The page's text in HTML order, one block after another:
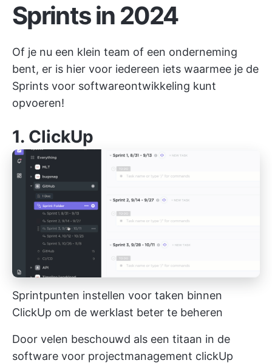
Sprints in 2024
Of je nu een klein team of een onderneming
bent, er is hier voor iedereen iets waarmee je de
Sprints voor softwareontwikkeling kunt
opvoeren!
1. ClickUp
Sprintpunten instellen voor taken binnen
ClickUp om de werklast beter te beheren
Door velen beschouwd als een titaan in de
software voor projectmanagement clickUp